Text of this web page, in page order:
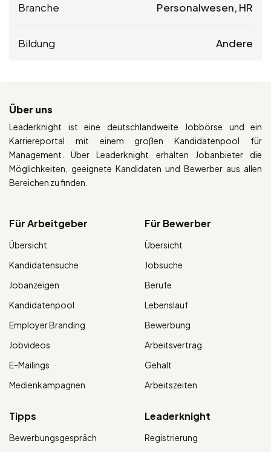
Branche Personalwesen, HR
Bildung Andere
Über uns
Leaderknight ist eine deutschlandweite Jobbörse und ein
Karriereportal mit einem großen Kandidatenpool für
Management. Über Leaderknight erhalten Jobanbieter die
Möglichkeiten, geeignete Kandidaten und Bewerber aus allen
Bereichen zu finden.
Für Arbeitgeber
Übersicht
Kandidatensuche
Jobanzeigen
Kandidatenpool
Employer Branding
Jobvideos
E-Mailings
Medienkampagnen
Für Bewerber
Übersicht
Jobsuche
Berufe
Lebenslauf
Bewerbung
Arbeitsvertrag
Gehalt
Arbeitszeiten
Tipps
Bewerbungsgespräch
Leaderknight
Registrierung